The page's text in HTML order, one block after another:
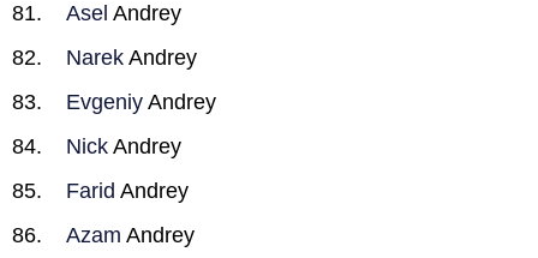
Asel Andrey
Narek Andrey
Evgeniy Andrey
Nick Andrey
Farid Andrey
Azam Andrey